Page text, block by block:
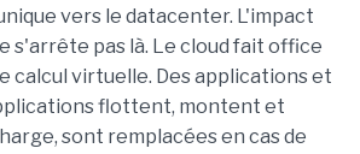
vers le datacenter. L'impact
s'arrête pas là. Le cloud fait office
calcul virtuelle. Des applications et
flottent, montent et
sont remplacées en cas de